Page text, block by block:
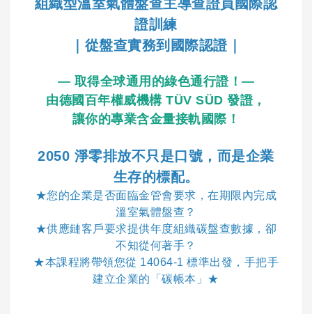
組織型溫室氣體盤查主導查證員國際認
證訓練
｜從盤查實務到國際認證｜
— 取得全球通用的綠色通行證！—
由德國百年權威機構 TÜV SÜD 發證，
讓你的專業含金量接軌國際！
2050 淨零排放不只是口號，而是企業
生存的標配。
★您的企業是否面臨金管會要求，在期限內完成
溫室氣體盤查？
★供應鏈客戶要求提供年度組織碳盤查數據，卻
不知從何著手？
★本課程將帶領您從 14064-1 標準出發，手把手
建立企業的「碳帳本」★